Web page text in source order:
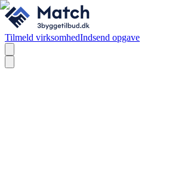
Tilmeld virksomhedIndsend opgave